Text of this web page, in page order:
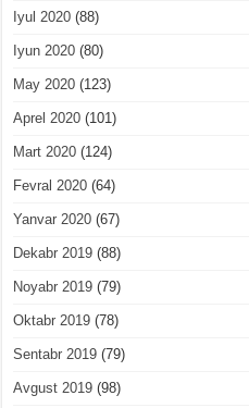
Iyul 2020 (88)
Iyun 2020 (80)
May 2020 (123)
Aprel 2020 (101)
Mart 2020 (124)
Fevral 2020 (64)
Yanvar 2020 (67)
Dekabr 2019 (88)
Noyabr 2019 (79)
Oktabr 2019 (78)
Sentabr 2019 (79)
Avgust 2019 (98)